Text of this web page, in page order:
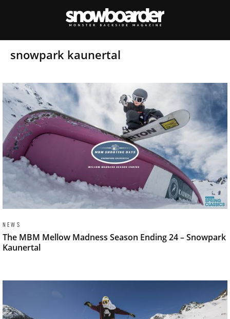
snowpark kaunertal
NEWS
The MBM Mellow Madness Season Ending 24 – Snowpark
Kaunertal